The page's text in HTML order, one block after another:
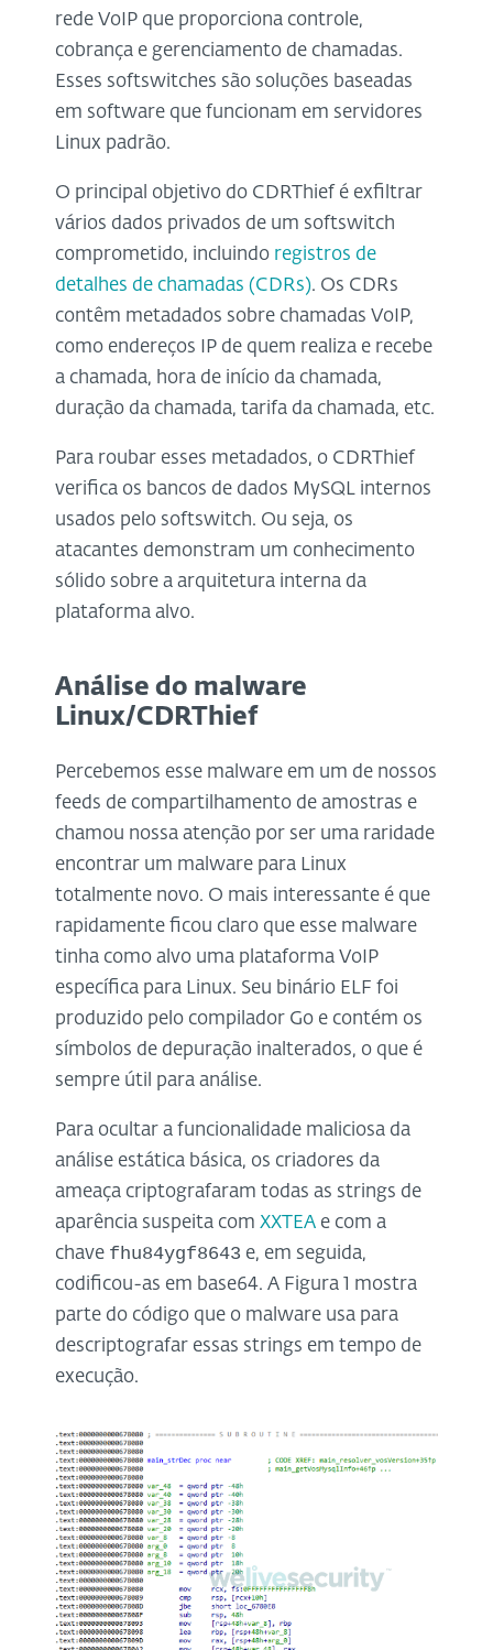
rede VoIP que proporciona controle,
cobrança e gerenciamento de chamadas.
Esses softswitches são soluções baseadas
em software que funcionam em servidores
Linux padrão.
O principal objetivo do CDRThief é exfiltrar
vários dados privados de um softswitch
comprometido, incluindo registros de
detalhes de chamadas (CDRs). Os CDRs
contêm metadados sobre chamadas VoIP,
como endereços IP de quem realiza e recebe
a chamada, hora de início da chamada,
duração da chamada, tarifa da chamada, etc.
Para roubar esses metadados, o CDRThief
verifica os bancos de dados MySQL internos
usados ​​pelo softswitch. Ou seja, os
atacantes demonstram um conhecimento
sólido sobre a arquitetura interna da
plataforma alvo.
Análise do malware
Linux/CDRThief
Percebemos esse malware em um de nossos
feeds de compartilhamento de amostras e
chamou nossa atenção por ser uma raridade
encontrar um malware para Linux
totalmente novo. O mais interessante é que
rapidamente ficou claro que esse malware
tinha como alvo uma plataforma VoIP
específica para Linux. Seu binário ELF foi
produzido pelo compilador Go e contém os
símbolos de depuração inalterados, o que é
sempre útil para análise.
Para ocultar a funcionalidade maliciosa da
análise estática básica, os criadores da
ameaça criptografaram todas as strings de
aparência suspeita com XXTEA e com a
chave fhu84ygf8643 e, em seguida,
codificou-as em base64. A Figura 1 mostra
parte do código que o malware usa para
descriptografar essas strings em tempo de
execução.